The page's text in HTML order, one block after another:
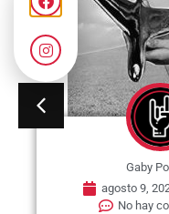
Gaby
agosto 9,
No hay